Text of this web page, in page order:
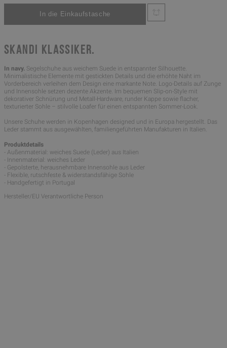
SKANDI KLASSIKER.
In navy. Segelschuhe aus weichem Suede in entspannter Silhouette.
Minimalistische Elemente mit gestickten Details und die erhöhte Naht im
Vorderbereich verleihen dem Design eine markante Note. Logo-Details auf Zunge
und Innensohle setzen dezente Akzente. Im bequemen Slip-on-Style mit
dekorativer Schnürung und Metall-Hardware, runder Kappe sowie flacher,
texturierter Sohle – stilvolle Loafer für einen entspannten Sommer-Look.
Unsere Schuhe werden in Kopenhagen designed und in Europa hergestellt. Das
Leder stammt aus ausgewählten, familiengeführten Manufakturen in Italien.
Produktdetails
- Außenmaterial: weiches Suede (Leder) aus Italien
- Innenmaterial: weiches Leder
- Gepolsterte, herausnehmbare Innensohle aus Leder
- Flexible, rutschfeste & widerstandsfähige Sohle
- Handgefertigt in Portugal
Hersteller/EU Verantwortliche Person